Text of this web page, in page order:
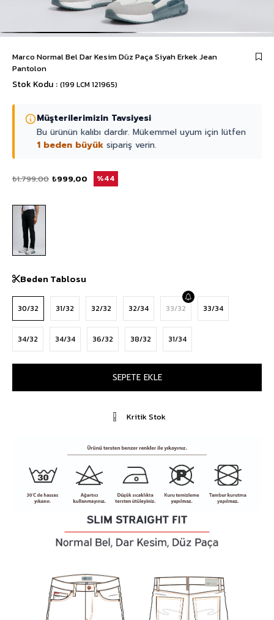
Marco Normal Bel Dar Kesim Düz Paça Siyah Erkek Jean
Pantolon
Stok Kodu (199 LCM 121965)
Müşterilerimizin Tavsiyesi
Bu ürünün kalıbı dardır. Mükemmel uyum için lütfen
1 beden büyük sipariş verin.
₺1.799,00 ₺999,00 44
Beden Tablosu
30/32 31/32 32/32 32/34 33/32 33/34
34/32 34/34 36/32 38/32 31/34
Kritik Stok